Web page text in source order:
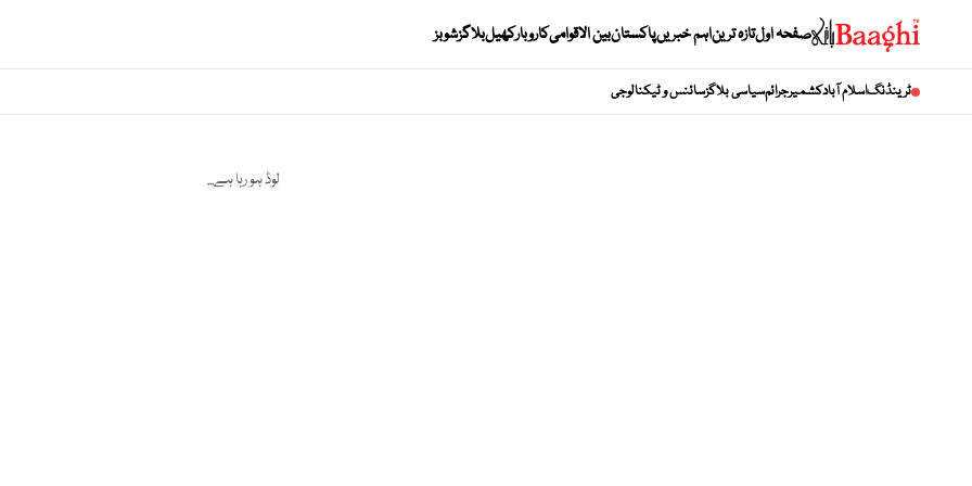
صفحہ اولتازہ تریناہم خبریںپاکستانبین الاقوامیکاروبارکھیلبلاگزشوبز
ٹرینڈنگاسلام آبادکشمیرجرائمسیاسی بلاگزسائنس و ٹیکنالوجی
لوڈ ہو رہا ہے...